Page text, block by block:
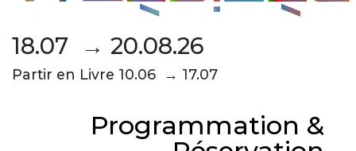
18.07 → 20.08.26
Partir en Livre 10.06 → 17.07
Programmation &